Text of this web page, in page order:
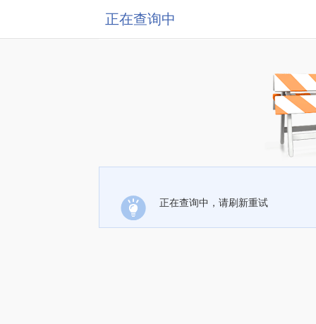
正在查询中
正在查询中，请刷新重试